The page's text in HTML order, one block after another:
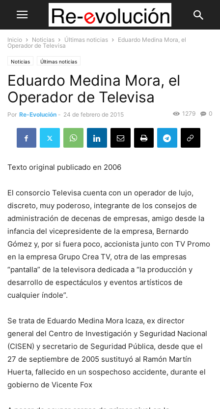
Inicio Noticias Últimas noticias
Eduardo Medina Mora, el
Operador de Televisa
Noticias Últimas noticias
Eduardo Medina Mora, el
Operador de Televisa
Por Re-Evolución - 24 de febrero de 2015 0
1279
Texto original publicado en 2006
El consorcio Televisa cuenta con un operador de lujo,
discreto, muy poderoso, integrante de los consejos de
administración de decenas de empresas, amigo desde la
infancia del vicepresidente de la empresa, Bernardo
Gómez y, por si fuera poco, accionista junto con TV Promo
en la empresa Grupo Crea TV, otra de las empresas
“pantalla” de la televisora dedicada a “la producción y
desarrollo de espectáculos y eventos artísticos de
cualquier índole”.
Se trata de Eduardo Medina Mora Icaza, ex director
general del Centro de Investigación y Seguridad Nacional
(CISEN) y secretario de Seguridad Pública, desde que el
27 de septiembre de 2005 sustituyó al Ramón Martín
Huerta, fallecido en un sospechoso accidente, durante el
gobierno de Vicente Fox